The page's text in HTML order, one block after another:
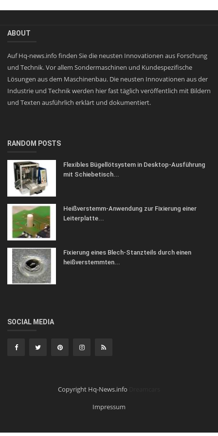
ABOUT
Auf Hq-news.info finden Sie die neusten Innovationen aus Forschung
und Technik. Vor allem Sondermaschinen und Kundespezifische
Lösungen aus dem Maschinenbau. Die neusten Innovationen aus der
Industrie und Technik werden hier fast täglich veröffentlich mit Bildern
und Texten ausführlich erklärt und dokumentiert.
RANDOM POSTS
Flexibles Bügellötsystem in Desktop-Ausführung
mit Schiebetisch...
Heißverstemm-Anwendung zur Fixierung einer
Leiterplatte...
Fixierung eines Blech-Stanzteils durch einen
heißverstemmten...
SOCIAL MEDIA
Copyright Hq-News.info
Impressum